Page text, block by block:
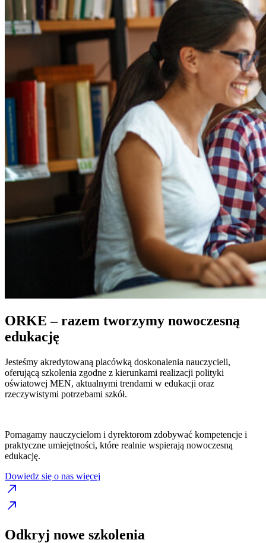
ORKE – razem tworzymy nowoczesną
edukację
Jesteśmy akredytowaną placówką doskonalenia nauczycieli,
oferującą szkolenia zgodne z kierunkami realizacji polityki
oświatowej MEN, aktualnymi trendami w edukacji oraz
rzeczywistymi potrzebami szkół.
Pomagamy nauczycielom i dyrektorom zdobywać kompetencje i
praktyczne umiejętności, które realnie wspierają nowoczesną
edukację.
Dowiedz się o nas więcej
Odkryj nowe szkolenia